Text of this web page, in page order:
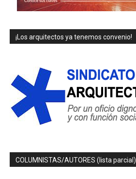
¡Los arquitectos ya tenemos convenio!
COLUMNISTAS/AUTORES (lista parcial)